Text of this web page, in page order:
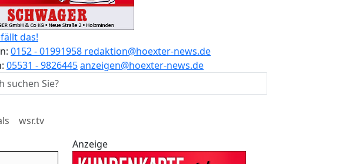
das!
0152 - 01991958 redaktion@hoexter-news.de
05531 - 9826445anzeigen@hoexter-news.de
wsr.tv
Anzeige